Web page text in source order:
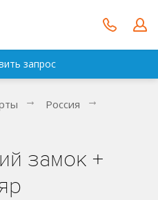
запрос
Россия
замок +